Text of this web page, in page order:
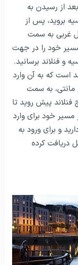
از رسیدن به
بروید، پس از
غربی به سمت
خود را در جهت
و فنلاند برسانید.
است که به آن وارد
مانتی، به سمت
پیش روید تا
خود برای وارد
و برای ورود به
دریافت کرده